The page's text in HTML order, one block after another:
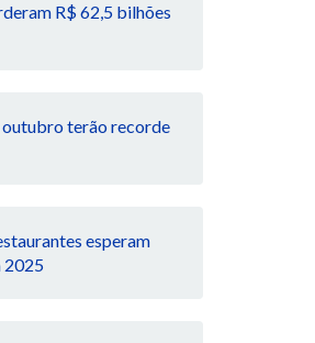
R$ 62,5 bilhões
terão recorde
esperam
2025